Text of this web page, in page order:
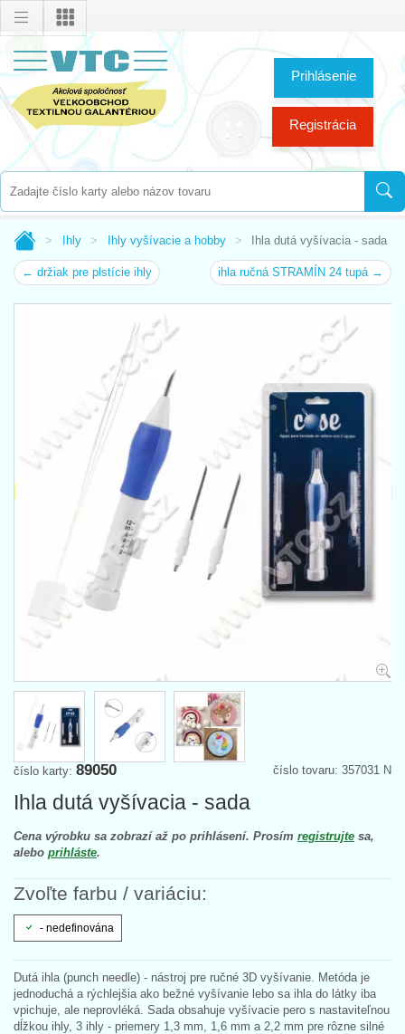
Prihlásenie
Registrácia
Ihly Ihly vyšívacie a hobby Ihla dutá vyšívacia - sada
← držiak pre plstície ihly ihla ručná STRAMÍN 24 tupá →
číslo tovaru: 357031 N
číslo karty: 89050
Ihla dutá vyšívacia - sada
Cena výrobku sa zobrazí až po prihlásení. Prosím registrujte sa,
alebo prihláste.
Zvoľte farbu / variáciu:
- nedefinována
Dutá ihla (punch needle) - nástroj pre ručné 3D vyšívanie. Metóda je
jednoduchá a rýchlejšia ako bežné vyšívanie lebo sa ihla do látky iba
vpichuje, ale neprovléká. Sada obsahuje vyšívacie pero s nastaviteľnou
dĺžkou ihly, 3 ihly - priemery 1,3 mm, 1,6 mm a 2,2 mm pre rôzne silné